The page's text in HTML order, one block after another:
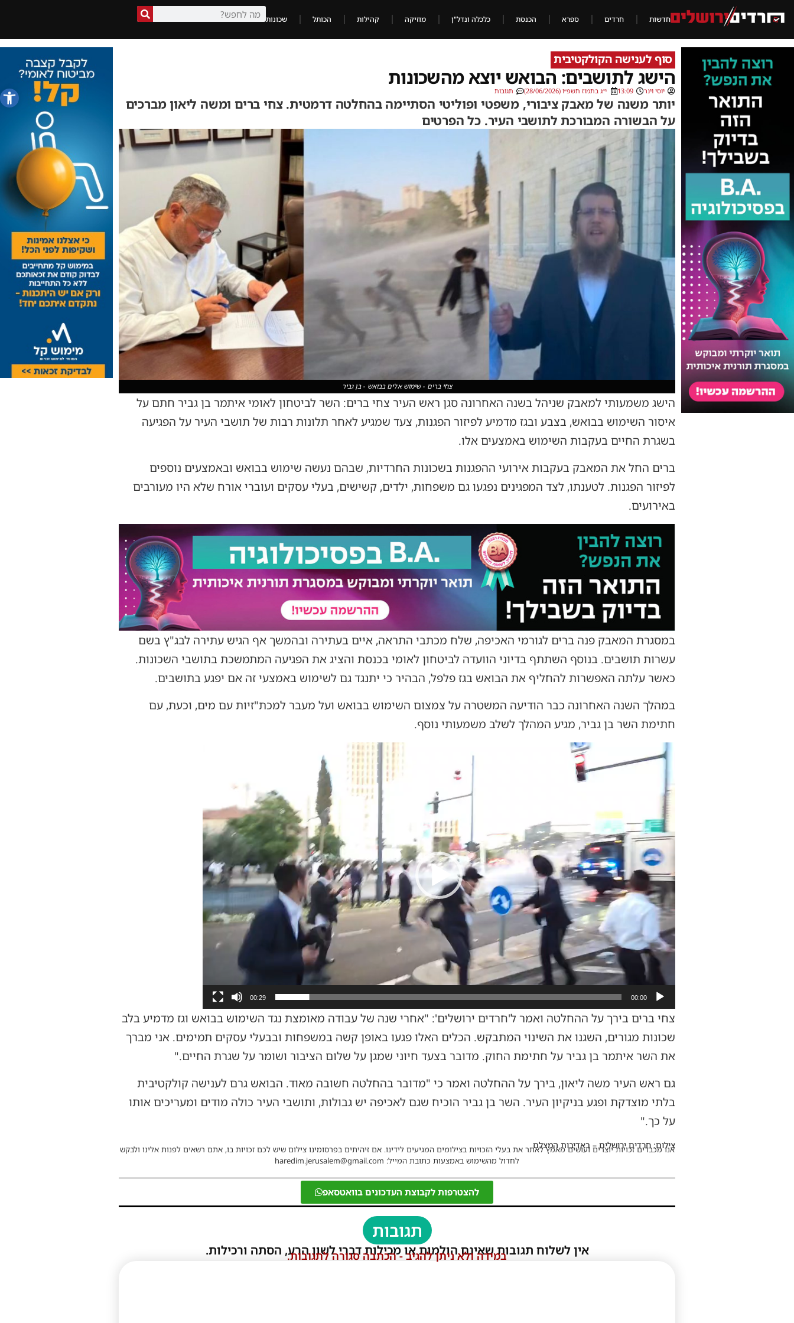
פתח
חדשות חרדים ספרא הכנסת כלכלה ונדל"ן מוזיקה קהילות הכותל שכונות
סוף לענישה הקולקטיבית
הישג לתושבים: הבואש יוצא מהשכונות
יוסי וינר 13:09 י״ג בתמוז תשפ״ו (28/06/2026) תגובות
יותר משנה של מאבק ציבורי, משפטי ופוליטי הסתיימה בהחלטה דרמטית. צחי ברים ומשה ליאון מברכים
על הבשורה המבורכת לתושבי העיר. כל הפרטים
צחי ברים - שימוש אלים בבואש - בן גביר
הישג משמעותי למאבק שניהל בשנה האחרונה סגן ראש העיר צחי ברים: השר לביטחון לאומי איתמר בן גביר חתם על
איסור השימוש בבואש, בצבע ובגז מדמיע לפיזור הפגנות, צעד שמגיע לאחר תלונות רבות של תושבי העיר על הפגיעה
בשגרת החיים בעקבות השימוש באמצעים אלו.
ברים החל את המאבק בעקבות אירועי ההפגנות בשכונות החרדיות, שבהם נעשה שימוש בבואש ובאמצעים נוספים
לפיזור הפגנות. לטענתו, לצד המפגינים נפגעו גם משפחות, ילדים, קשישים, בעלי עסקים ועוברי אורח שלא היו מעורבים
באירועים.
במסגרת המאבק פנה ברים לגורמי האכיפה, שלח מכתבי התראה, איים בעתירה ובהמשך אף הגיש עתירה לבג"ץ בשם
עשרות תושבים. בנוסף השתתף בדיוני הוועדה לביטחון לאומי בכנסת והציג את הפגיעה המתמשכת בתושבי השכונות.
כאשר עלתה האפשרות להחליף את הבואש בגז פלפל, הבהיר כי יתנגד גם לשימוש באמצעי זה אם יפגע בתושבים.
במהלך השנה האחרונה כבר הודיעה המשטרה על צמצום השימוש בבואש ועל מעבר למכת"זיות עם מים, וכעת, עם
חתימת השר בן גביר, מגיע המהלך לשלב משמעותי נוסף.
נגן
00:00
00:29
צחי ברים בירך על ההחלטה ואמר ל'חרדים ירושלים': "אחרי שנה של עבודה מאומצת נגד השימוש בבואש וגז מדמיע בלב
שכונות מגורים, השגנו את השינוי המתבקש. הכלים האלו פגעו באופן קשה במשפחות ובבעלי עסקים תמימים. אני מברך
את השר איתמר בן גביר על חתימת החוק. מדובר בצעד חיוני שמגן על שלום הציבור ושומר על שגרת החיים."
גם ראש העיר משה ליאון, בירך על ההחלטה ואמר כי "מדובר בהחלטה חשובה מאוד. הבואש גרם לענישה קולקטיבית
בלתי מוצדקת ופגע בניקיון העיר. השר בן גביר הוכיח שגם לאכיפה יש גבולות, ותושבי העיר כולה מודים ומעריכים אותו
על כך."
צילום: חרדים ירושלים – באדיבות המצלם
אנו מכבדים זכויות יוצרים ועושים מאמץ לאתר את בעלי הזכויות בצילומים המגיעים לידינו. אם זיהיתים בפרסומינו צילום שיש לכם זכויות בו, אתם רשאים לפנות אלינו ולבקש
לחדול מהשימוש באמצעות כתובת המייל: haredim.jerusalem@gmail.com
להצטרפות לקבוצת העדכונים בוואטסאפ
תגובות
אין לשלוח תגובות שאינם הולמות או מכילות דברי לשון הרע, הסתה ורכילות.
במידה ולא ניתן להגיב - הכתבה סגורה לתגובות.